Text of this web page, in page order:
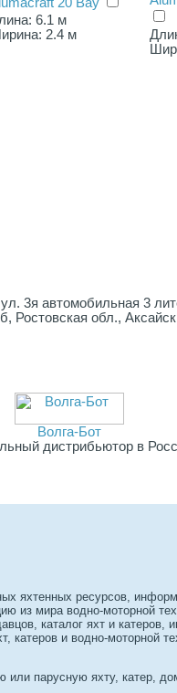
6.1 м
2.4 м
3я автомобильная 3
Ростовская обл.,
Волга-Бот
дистрибьютор в
яхтенных ресурсов,
из мира водно-моторной
каталог яхт и катеров,
катеров и водно-моторной
или парусную яхту, катер,